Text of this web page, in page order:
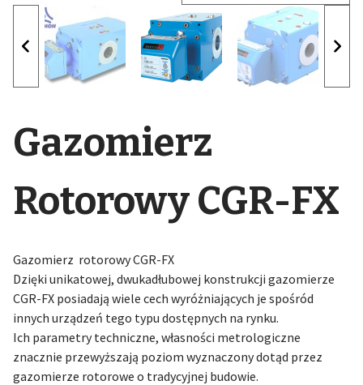
Gazomierz
Rotorowy CGR-FX
Gazomierz rotorowy CGR-FX
Dzięki unikatowej, dwukadłubowej konstrukcji gazomierze
CGR-FX posiadają wiele cech wyróżniających je spośród
innych urządzeń tego typu dostępnych na rynku.
Ich parametry techniczne, własności metrologiczne
znacznie przewyższają poziom wyznaczony dotąd przez
gazomierze rotorowe o tradycyjnej budowie.